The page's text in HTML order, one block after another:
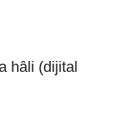
hâli (dijital